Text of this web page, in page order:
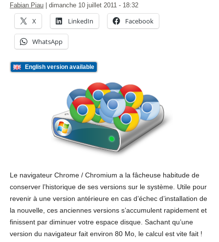
Fabian Piau dimanche 10 juillet 2011 - 18:32
X LinkedIn Facebook
WhatsApp
English version available
Le navigateur Chrome / Chromium a la fâcheuse habitude de
conserver l’historique de ses versions sur le système. Utile pour
revenir à une version antérieure en cas d’échec d’installation de
la nouvelle, ces anciennes versions s’accumulent rapidement et
finissent par diminuer votre espace disque. Sachant qu’une
version du navigateur fait environ 80 Mo, le calcul est vite fait !